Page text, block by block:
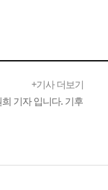
+기사 더보기
기자 입니다. 기후